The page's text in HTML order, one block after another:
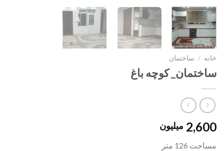
خانه / ساختمان
ساختمان_ کوچه باغ
2,600 میلیون
مساحت 126 متر